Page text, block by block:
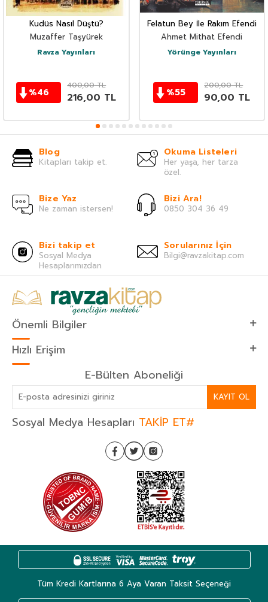
Kudüs Nasıl Düştü?
Muzaffer Taşyürek
Ravza Yayınları
%46
400,00TL
216,00 TL
Felatun Bey İle Rakım Efendi
Ahmet Mithat Efendi
Yörünge Yayınları
%55
200,00TL
90,00 TL
Blog
Kitapları takip et.
Okuma Listeleri
Her yaşa, her tarza
özel.
Bize Yaz
Ne zaman istersen!
Bizi Ara!
0850 304 36 49
Bizi takip et
Sosyal Medya
Hesaplarımızdan
Sorularınız İçin
Bilgi@ravzakitap.com
Önemli Bilgiler
Hızlı Erişim
E-Bülten Aboneliği
KAYIT OL
Sosyal Medya Hesapları TAKİP ET#
Tüm Kredi Kartlarına 6 Aya Varan Taksit Seçeneği